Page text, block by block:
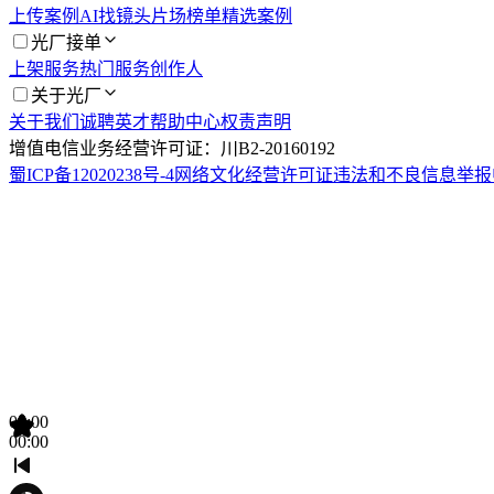
上传案例 AI找镜头片场榜单精选案例
光厂接单
上架服务热门服务创作人
关于光厂
关于我们 诚聘英才帮助中心权责声明
增值电信业务经营许可证：川B2-20160192
蜀ICP备12020238号-4网络文化经营许可证违法和不良信息举
00:00
00:00